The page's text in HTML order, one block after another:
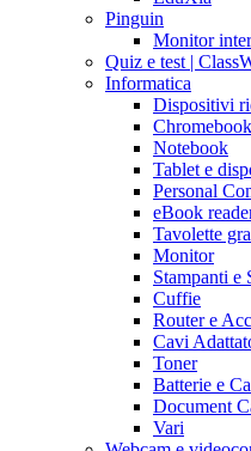
Pinguin
Monitor
Quiz e test |
Informatica
Dispositivi
Chromebook
Notebook
Tablet e
Personal
eBook
Tavolette
Monitor
Stampanti e
Cuffie
Router e
Cavi
Toner
Batterie e
Document
Vari